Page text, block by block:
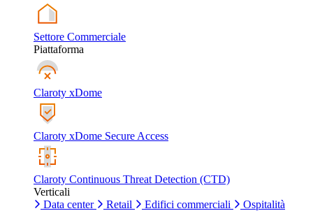
Settore Commerciale
Piattaforma
Claroty xDome
Claroty xDome Secure Access
Claroty Continuous Threat Detection (CTD)
Verticali
Data center
Retail Edifici commerciali Ospitalità